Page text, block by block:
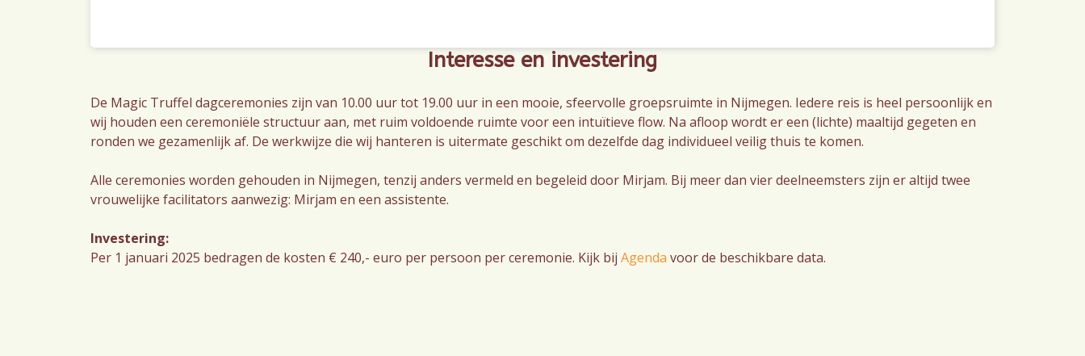
Interesse en investering
De Magic Truffel dagceremonies zijn van 10.00 uur tot 19.00 uur in een mooie, sfeervolle groepsruimte in Nijmegen. Iedere reis is heel persoonlijk en
wij houden een ceremoniële structuur aan, met ruim voldoende ruimte voor een intuïtieve flow. Na afloop wordt er een (lichte) maaltijd gegeten en
ronden we gezamenlijk af. De werkwijze die wij hanteren is uitermate geschikt om dezelfde dag individueel veilig thuis te komen.
Alle ceremonies worden gehouden in Nijmegen, tenzij anders vermeld en begeleid door Mirjam. Bij meer dan vier deelneemsters zijn er altijd twee
vrouwelijke facilitators aanwezig: Mirjam en een assistente.
Investering:
Per 1 januari 2025 bedragen de kosten € 240,- euro per persoon per ceremonie. Kijk bij Agenda voor de beschikbare data.